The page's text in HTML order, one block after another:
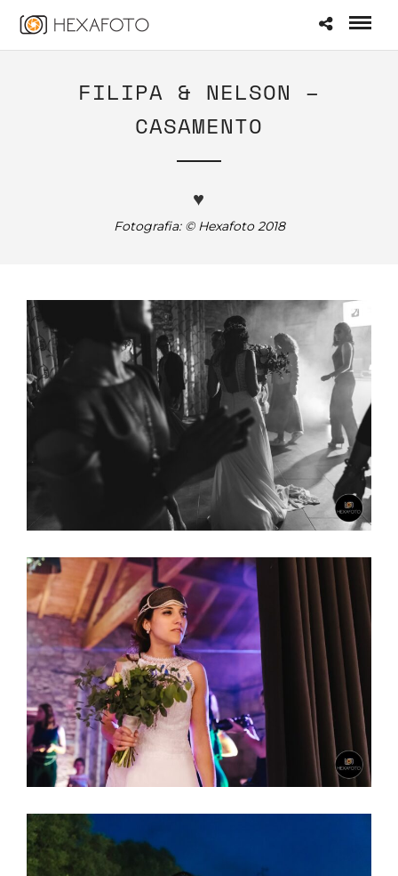
FILIPA & NELSON –
CASAMENTO
♥
Fotografia: © Hexafoto 2018